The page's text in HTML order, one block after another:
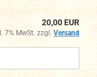
20,00 EUR
7% MwSt. zzgl. Versand